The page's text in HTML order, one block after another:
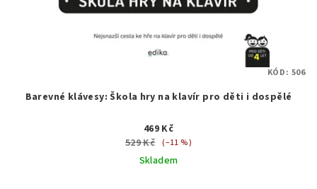
Barevné klávesy: Škola hry na klavír pro děti i dospělé
469 Kč
529 Kč (–11 %)
Skladem
KÓD: 506